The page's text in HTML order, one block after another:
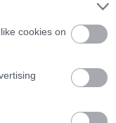
cookies on
εξαιτίας
έχει